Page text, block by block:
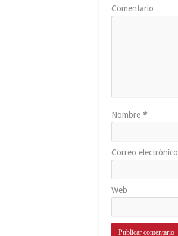
Comentario
Nombre *
Correo electrónico
Web